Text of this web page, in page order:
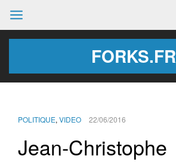
FORKS.FR
POLITIQUE, VIDEO 22/06/2016
Jean-Christophe